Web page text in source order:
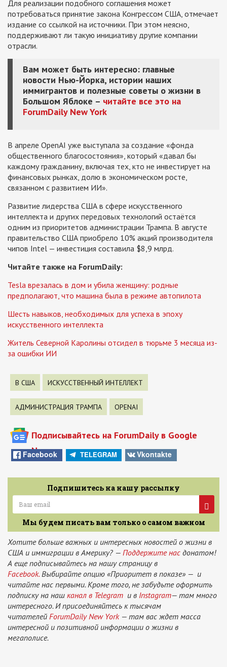
Для реализации подобного соглашения может
потребоваться принятие закона Конгрессом США, отмечает
издание со ссылкой на источники. При этом неясно,
поддерживают ли такую инициативу другие компании
отрасли.
Вам может быть интересно: главные
новости Нью-Йорка, истории наших
иммигрантов и полезные советы о жизни в
Большом Яблоке – читайте все это на
ForumDaily New York
В апреле OpenAI уже выступала за создание «фонда
общественного благосостояния», который «давал бы
каждому гражданину, включая тех, кто не инвестирует на
финансовых рынках, долю в экономическом росте,
связанном с развитием ИИ».
Развитие лидерства США в сфере искусственного
интеллекта и других передовых технологий остаётся
одним из приоритетов администрации Трампа. В августе
правительство США приобрело 10% акций производителя
чипов Intel — инвестиция составила $8,9 млрд.
Читайте также на ForumDaily:
Tesla врезалась в дом и убила женщину: родные
предполагают, что машина была в режиме автопилота
Шесть навыков, необходимых для успеха в эпоху
искусственного интеллекта
Житель Северной Каролины отсидел в тюрьме 3 месяца из-
за ошибки ИИ
В США ИСКУССТВЕННЫЙ ИНТЕЛЛЕКТ
АДМИНИСТРАЦИЯ ТРАМПА OPENAI
Подписывайтесь на ForumDaily в Google
News
Facebook TELEGRAM Vkontakte
Подпишитесь на нашу рассылку
Мы будем писать вам только о самом важном
Хотите больше важных и интересных новостей о жизни в
США и иммиграции в Америку? — Поддержите нас донатом!
А еще подписывайтесь на нашу страницу в
Facebook.Выбирайте опцию «Приоритет в показе» — и
читайте нас первыми. Кроме того, не забудьте оформить
подписку на наш канал в Telegram и в Instagram— там много
интересного. И присоединяйтесь к тысячам
читателей ForumDaily New York— там вас ждет масса
интересной и позитивной информации о жизни в
мегаполисе.